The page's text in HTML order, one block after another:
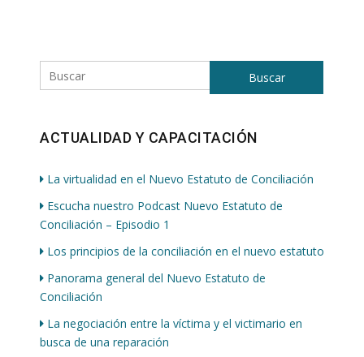
Buscar
ACTUALIDAD Y CAPACITACIÓN
La virtualidad en el Nuevo Estatuto de Conciliación
Escucha nuestro Podcast Nuevo Estatuto de
Conciliación – Episodio 1
Los principios de la conciliación en el nuevo estatuto
Panorama general del Nuevo Estatuto de
Conciliación
La negociación entre la víctima y el victimario en
busca de una reparación